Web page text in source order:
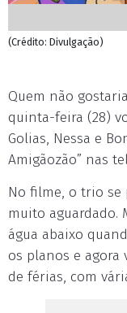
(Crédito: Divulgação)
Quem não
quinta-feira (28)
Golias, Nessa e
Amigãozão” nas
No filme, o trio se
muito aguardado.
água abaixo
os planos e agora
de férias, com